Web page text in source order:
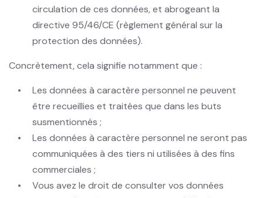
circulation de ces données, et abrogeant la
directive 95/46/CE (règlement général sur la
protection des données).
Concrètement, cela signifie notamment que :
Les données à caractère personnel ne peuvent
être recueillies et traitées que dans les buts
susmentionnés ;
Les données à caractère personnel ne seront pas
communiquées à des tiers ni utilisées à des fins
commerciales ;
Vous avez le droit de consulter vos données